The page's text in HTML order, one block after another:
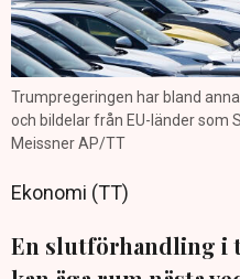
Trumpregeringen har bland
och bildelar från EU-länder som
Meissner AP/TT
Ekonomi (TT)
En slutförhandling i